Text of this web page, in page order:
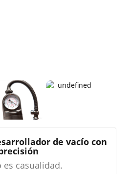
de vacío con
casualidad.